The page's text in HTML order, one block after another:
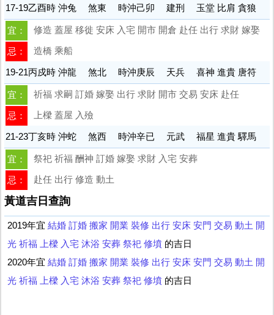
17-19乙酉時 沖兔 煞東 時沖己卯 建刑 玉堂 比肩 貪狼
宜： 修造 蓋屋 移徙 安床 入宅 開市 開倉 赴任 出行 求財 嫁娶
忌： 造橋 乘船
19-21丙戍時 沖龍 煞北 時沖庚辰 天兵 喜神 進貴 唐符
宜： 祈福 求嗣 訂婚 嫁娶 出行 求財 開市 交易 安床 赴任
忌： 上樑 蓋屋 入殮
21-23丁亥時 沖蛇 煞西 時沖辛已 元武 福星 進貴 驛馬
宜： 祭祀 祈福 酬神 訂婚 嫁娶 求財 入宅 安葬
忌： 赴任 出行 修造 動土
黃道吉日查詢
2019年宜 結婚 訂婚 搬家 開業 裝修 出行 安床 安門 交易 動土 開
光 祈福 上樑 入宅 沐浴 安葬 祭祀 修墳 的吉日
2020年宜 結婚 訂婚 搬家 開業 裝修 出行 安床 安門 交易 動土 開
光 祈福 上樑 入宅 沐浴 安葬 祭祀 修墳 的吉日